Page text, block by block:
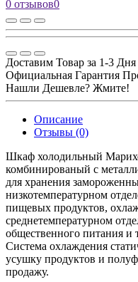
0 отзывов0
Доставим Товар за 1-3 Дня
Официальная Гарантия
Нашли Дешевле? Жмите!
Описание
Отзывы (0)
Шкаф холодильный
комбинированый с
для хранения
низкотемпературном
пищевых продуктов,
среднетемпературном
общественного питания и
Система охлаждения
усушку продуктов и
продажу.